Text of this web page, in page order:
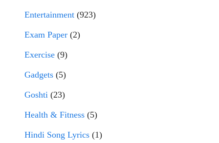
Entertainment (923)
Exam Paper (2)
Exercise (9)
Gadgets (5)
Goshti (23)
Health & Fitness (5)
Hindi Song Lyrics (1)